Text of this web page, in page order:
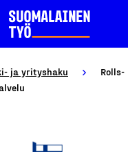
ja yrityshaku
Rolls-